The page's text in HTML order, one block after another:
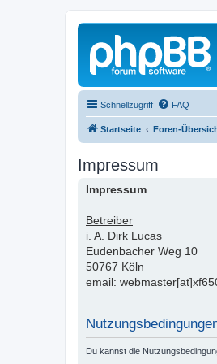
Schnellzugriff FAQ
Startseite Foren-
Impressum
Impressum
Betreiber
i. A. Dirk Lucas
Eudenbacher Weg 10
50767 Köln
email:
Du kannst die